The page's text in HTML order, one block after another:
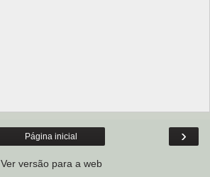
›
Página inicial
Ver versão para a web